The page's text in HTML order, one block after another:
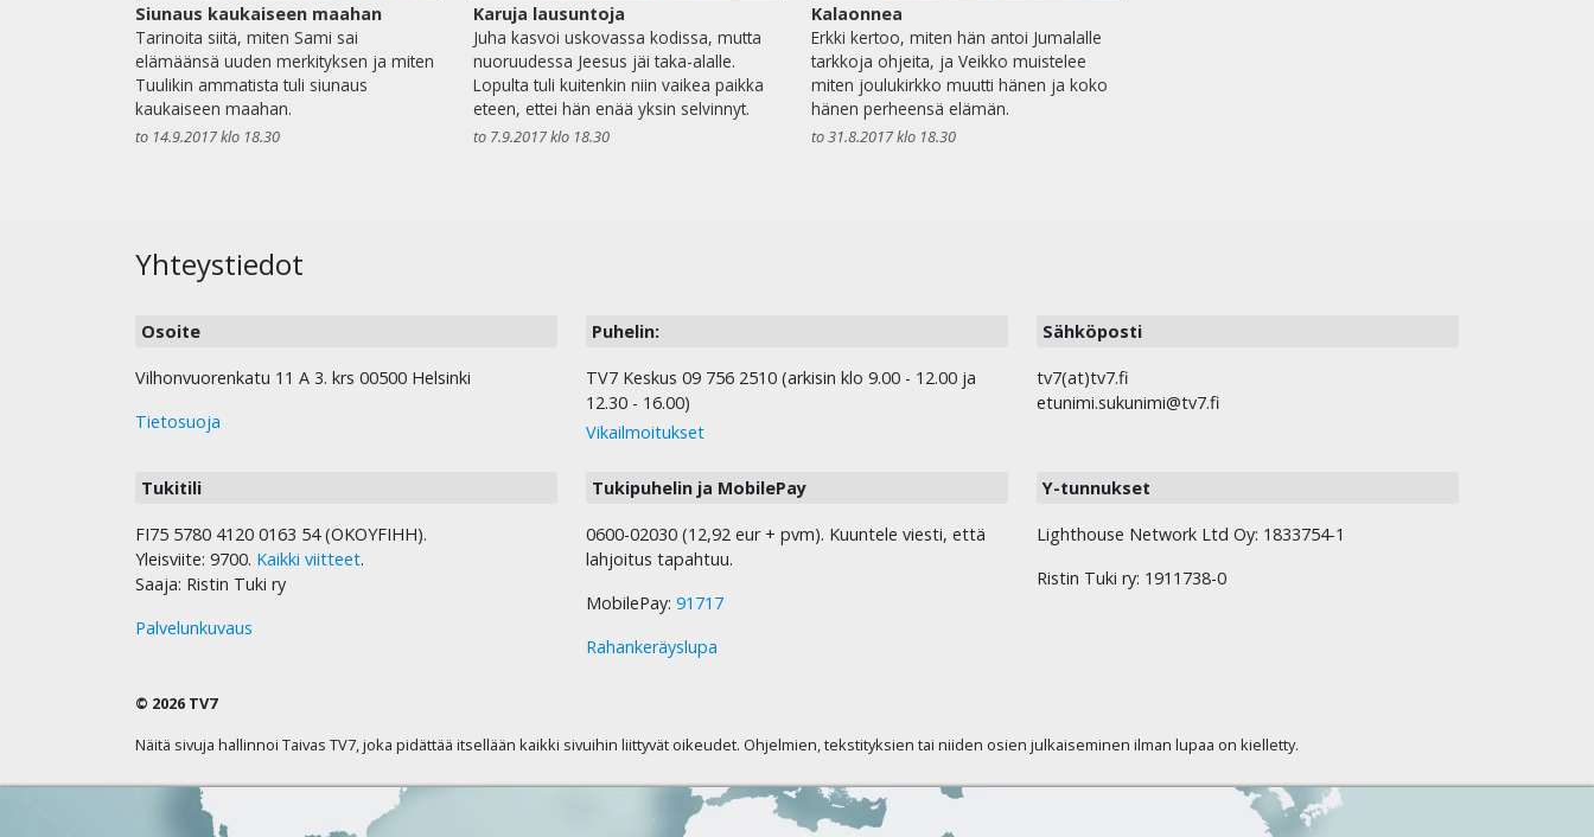
Siunaus kaukaiseen maahan
Tarinoita siitä, miten Sami sai
elämäänsä uuden merkityksen ja miten
Tuulikin ammatista tuli siunaus
kaukaiseen maahan.
to 14.9.2017 klo 18.30
Karuja lausuntoja
Juha kasvoi uskovassa kodissa, mutta
nuoruudessa Jeesus jäi taka-alalle.
Lopulta tuli kuitenkin niin vaikea paikka
eteen, ettei hän enää yksin selvinnyt.
to 7.9.2017 klo 18.30
Kalaonnea
Erkki kertoo, miten hän antoi Jumalalle
tarkkoja ohjeita, ja Veikko muistelee
miten joulukirkko muutti hänen ja koko
hänen perheensä elämän.
to 31.8.2017 klo 18.30
Yhteystiedot
Osoite
Vilhonvuorenkatu 11 A 3. krs 00500 Helsinki
Tietosuoja
Puhelin:
TV7 Keskus 09 756 2510 (arkisin klo 9.00 - 12.00 ja
12.30 - 16.00)
Vikailmoitukset
Sähköposti
tv7(at)tv7.fi
etunimi.sukunimi@tv7.fi
Tukitili
FI75 5780 4120 0163 54 (OKOYFIHH).
Yleisviite: 9700. Kaikki viitteet.
Saaja: Ristin Tuki ry
Palvelunkuvaus
Tukipuhelin ja MobilePay
0600-02030 (12,92 eur + pvm). Kuuntele viesti, että
lahjoitus tapahtuu.
MobilePay: 91717
Rahankeräyslupa
Y-tunnukset
Lighthouse Network Ltd Oy: 1833754-1
Ristin Tuki ry: 1911738-0
© 2026 TV7
Näitä sivuja hallinnoi Taivas TV7, joka pidättää itsellään kaikki sivuihin liittyvät oikeudet. Ohjelmien, tekstityksien tai niiden osien julkaiseminen ilman lupaa on kielletty.